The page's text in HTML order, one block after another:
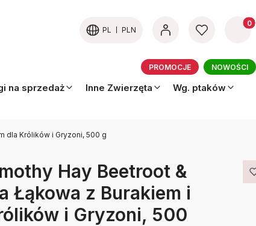
PL PLN
PROMOCJE NOWOŚCI
na sprzedaż Inne Zwierzęta
Wg. ptaków
dla Królików i Gryzoni, 500 g
Hay Beetroot &
Łąkowa z Burakiem i
i Gryzoni, 500